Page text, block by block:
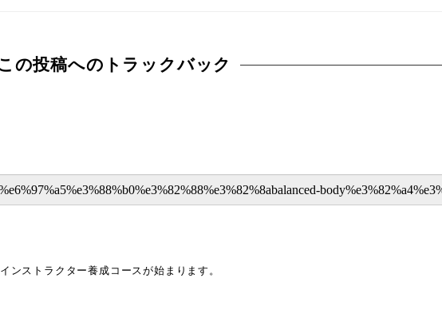
の投稿へのトラックバック
ンストラクター養成コースが始まります。